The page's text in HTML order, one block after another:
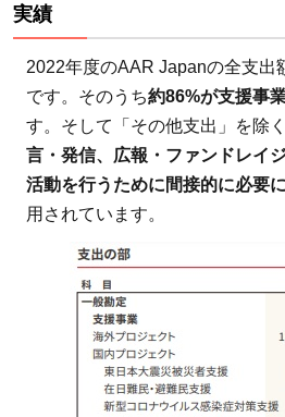
実績
2022年度のAAR Japanの全支出
です。そのうち約86%が支援事
す。そして「その他支出」を除
言・発信、広報・ファンドレイ
活動を行うために間接的に必要
用されています。